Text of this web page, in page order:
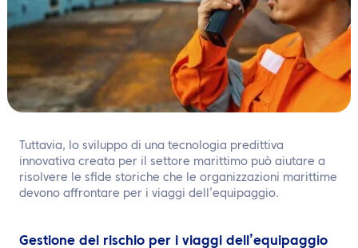
Tuttavia, lo sviluppo di una tecnologia predittiva
innovativa creata per il settore marittimo può aiutare a
risolvere le sfide storiche che le organizzazioni marittime
devono affrontare per i viaggi dell’equipaggio.
Gestione del rischio per i viaggi dell’equipaggio